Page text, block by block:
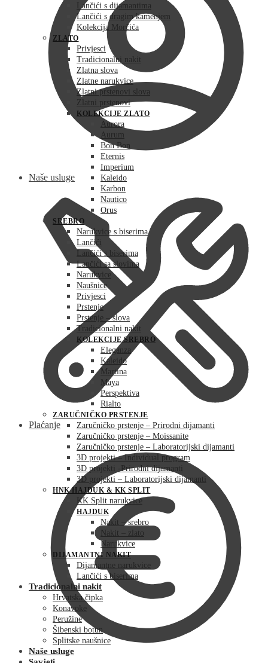
Naše usluge
Plaćanje
Lančići s dijamantima
Lančići s dragim kamenjem
Kolekcija Morčića
ZLATO
Privjesci
Tradicionalni nakit
Zlatna slova
Zlatne narukvice
Zlatni prstenovi slova
Zlatni prstenovi
KOLEKCIJE ZLATO
Aurora
Aurum
Bon Bon
Eternis
Imperium
Kaleido
Karbon
Nautico
Orus
SREBRO
Narukvice s biserima
Lančići
Lančići s biserima
Lančići sa slovima
Narukvice
Naušnice
Privjesci
Prstenje
Prstenje – slova
Tradicionalni nakit
KOLEKCIJE SREBRO
Eleganza
Kaleido
Martina
Maya
Perspektiva
Rialto
ZARUČNIČKO PRSTENJE
Zaručničko prstenje – Prirodni dijamanti
Zaručničko prstenje – Moissanite
Zaručničko prstenje – Laboratorijski dijamanti
3D projekti – Individual program
3D projekti -Prirodni dijamanti
3D projekti – Laboratorijski dijamanti
HNK HAJDUK & KK SPLIT
KK Split narukvice
HAJDUK
Nakit – srebro
Nakit – zlato
Narukvice
DIJAMANTNI NAKIT
Dijamantne narukvice
Lančići s biserima
Tradicionalni nakit
Hrvatska čipka
Konavoke
Peružine
Šibenski botun
Splitske naušnice
Naše usluge